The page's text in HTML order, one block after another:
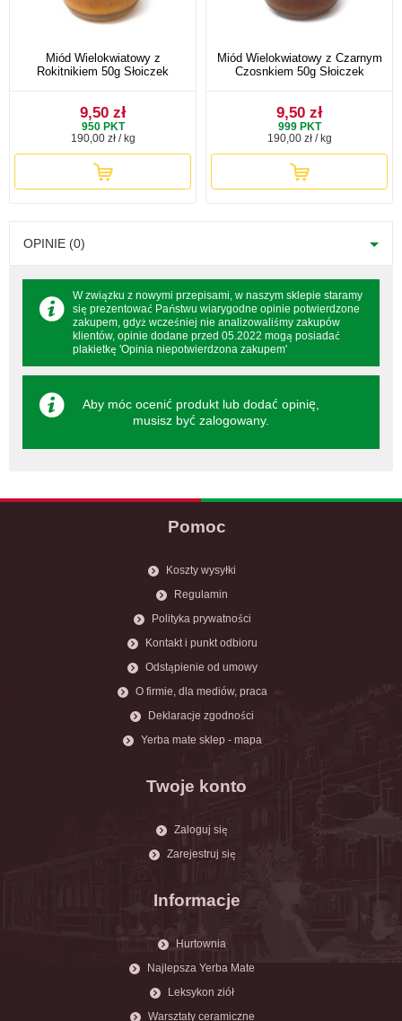
Miód Wielokwiatowy z
Rokitnikiem 50g Słoiczek
9,50 zł
950PKT
190,00 zł / kg
Miód Wielokwiatowy z Czarnym
Czosnkiem 50g Słoiczek
9,50 zł
999PKT
190,00 zł / kg
OPINIE (0)
W związku z nowymi przepisami, w naszym sklepie staramy
się prezentować Państwu wiarygodne opinie potwierdzone
zakupem, gdyż wcześniej nie analizowaliśmy zakupów
klientów, opinie dodane przed 05.2022 mogą posiadać
plakietkę 'Opinia niepotwierdzona zakupem'
Aby móc ocenić produkt lub dodać opinię,
musisz być zalogowany.
Pomoc
Koszty wysyłki
Regulamin
Polityka prywatności
Kontakt i punkt odbioru
Odstąpienie od umowy
O firmie, dla mediów, praca
Deklaracje zgodności
Yerba mate sklep - mapa
Twoje konto
Zaloguj się
Zarejestruj się
Informacje
Hurtownia
Najlepsza Yerba Mate
Leksykon ziół
Warsztaty ceramiczne